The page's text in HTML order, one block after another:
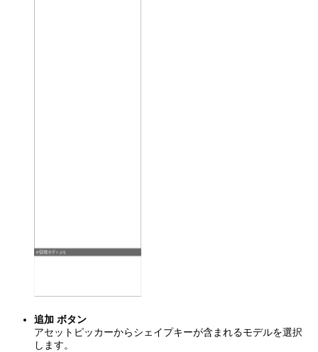
追加 ボタン
アセットピッカーからシェイプキーが含まれるモデルを選択
します。